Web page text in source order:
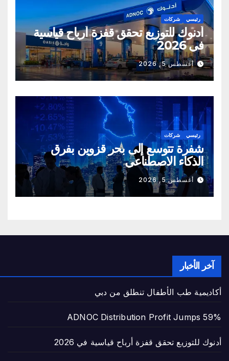
رئيسي شركات
أدنوك للتوزيع تحقق قفزة أرباح قياسية
في 2026
أغسطس 5, 2026
رئيسي شركات
شفرة تتوسع إلى بحر قزوين بفرق
الذكاء الاصطناعي
أغسطس 5, 2026
آخر الأخبار
أكاديمية طب الأطفال تنطلق من دبي
ADNOC Distribution Profit Jumps 59%
أدنوك للتوزيع تحقق قفزة أرباح قياسية في 2026